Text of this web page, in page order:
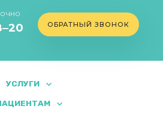
ОБРАТНЫЙ ЗВОНОК
УСЛУГИ